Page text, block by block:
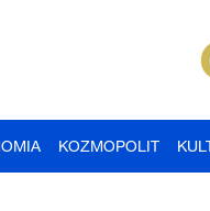
KOZMOPOLIT